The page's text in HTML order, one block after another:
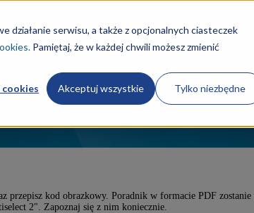
działanie serwisu, a także z opcjonalnych ciasteczek
Pamiętaj, że w każdej chwili możesz zmienić
cookies Akceptuj wszystkie Tylko niezbędne
kod obrazkowy. Poradnik w formacie PDF
2". Zapoznaj się z nim koniecznie.